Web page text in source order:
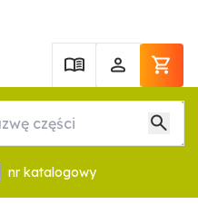
nr katalogowy